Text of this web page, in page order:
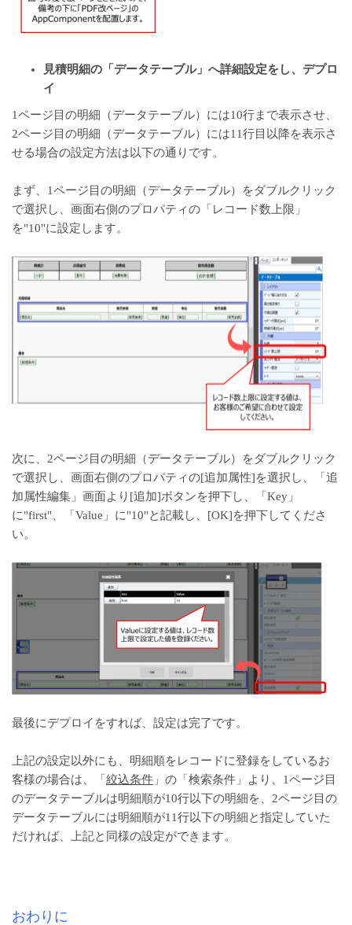
見積明細の「データテーブル」へ詳細設定をし、デプロ
イ
1ページ目の明細（データテーブル）には10行まで表示させ、
2ページ目の明細（データテーブル）には11行目以降を表示さ
せる場合の設定方法は以下の通りです。
まず、1ページ目の明細（データテーブル）をダブルクリック
で選択し、画面右側のプロパティの「レコード数上限」
を"10"に設定します。
次に、2ページ目の明細（データテーブル）をダブルクリック
で選択し、画面右側のプロパティの[追加属性]を選択し、「追
加属性編集」画面より[追加]ボタンを押下し、「Key」
に"first"、「Value」に"10"と記載し、[OK]を押下してくださ
い。
最後にデプロイをすれば、設定は完了です。
上記の設定以外にも、明細順をレコードに登録をしているお
客様の場合は、「 絞込条件 」の「検索条件」より、1ページ目
のデータテーブルは明細順が10行以下の明細を、2ページ目の
データテーブルには明細順が11行以下の明細と指定していた
だければ、上記と同様の設定ができます。
おわりに